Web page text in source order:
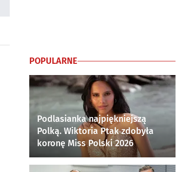
POPULARNE
Podlasianka najpiękniejszą
Polką. Wiktoria Ptak zdobyła
koronę Miss Polski 2026